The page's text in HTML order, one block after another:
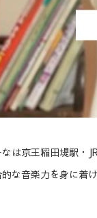
は京王稲田堤駅・
な音楽力を身に着